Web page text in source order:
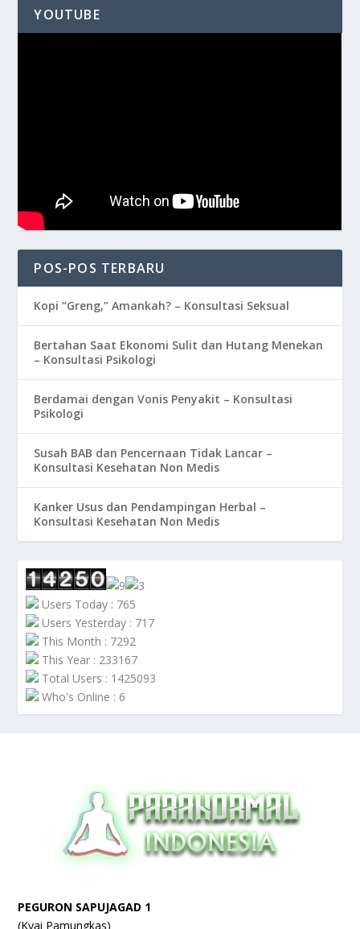
YOUTUBE
POS-POS TERBARU
Kopi “Greng,” Amankah? – Konsultasi Seksual
Bertahan Saat Ekonomi Sulit dan Hutang Menekan
– Konsultasi Psikologi
Berdamai dengan Vonis Penyakit – Konsultasi
Psikologi
Susah BAB dan Pencernaan Tidak Lancar –
Konsultasi Kesehatan Non Medis
Kanker Usus dan Pendampingan Herbal –
Konsultasi Kesehatan Non Medis
Users Today : 765
Users Yesterday : 717
This Month : 7292
This Year : 233167
Total Users : 1425093
Who's Online : 6
PEGURON SAPUJAGAD 1
(Kyai Pamungkas)